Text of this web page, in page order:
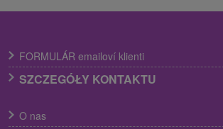
FORMULÁR emailoví klienti
SZCZEGÓŁY KONTAKTU
O nas